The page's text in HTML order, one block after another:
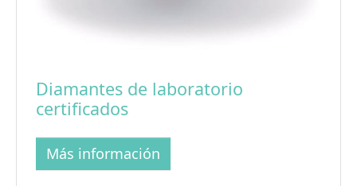
Diamantes de laboratorio
certificados
Más información